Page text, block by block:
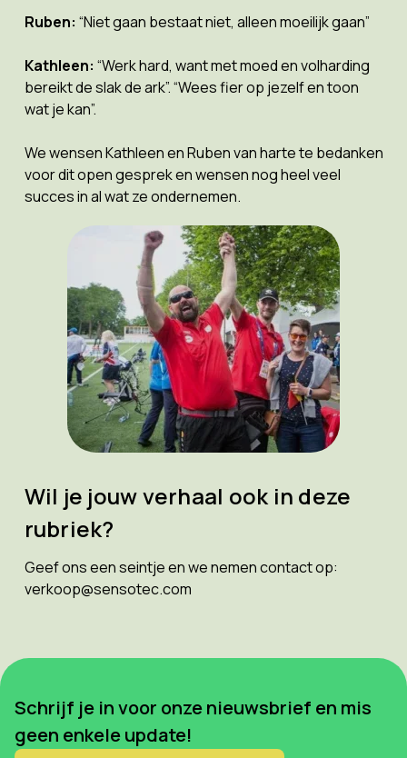
Ruben: “Niet gaan bestaat niet, alleen moeilijk gaan”
Kathleen: “Werk hard, want met moed en volharding
bereikt de slak de ark”. “Wees fier op jezelf en toon
wat je kan”.
We wensen Kathleen en Ruben van harte te bedanken
voor dit open gesprek en wensen nog heel veel
succes in al wat ze ondernemen.
Wil je jouw verhaal ook in deze
rubriek?
Geef ons een seintje en we nemen contact op:
verkoop@sensotec.com
Schrijf je in voor onze nieuwsbrief en mis
geen enkele update!